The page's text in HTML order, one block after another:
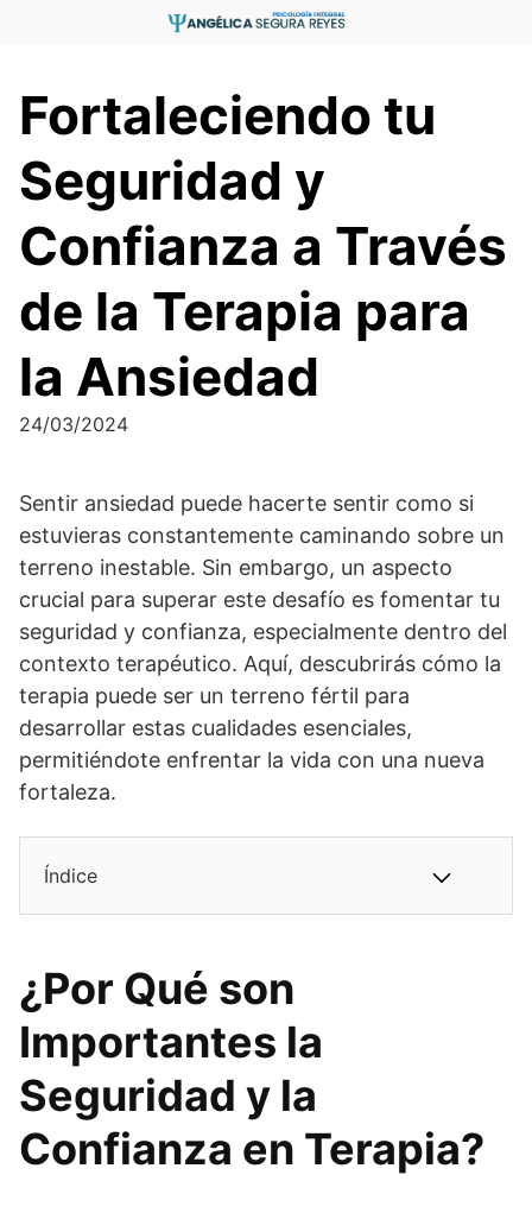
Fortaleciendo tu
Seguridad y
Confianza a Través
de la Terapia para
la Ansiedad
24/03/2024
Sentir ansiedad puede hacerte sentir como si
estuvieras constantemente caminando sobre un
terreno inestable. Sin embargo, un aspecto
crucial para superar este desafío es fomentar tu
seguridad y confianza, especialmente dentro del
contexto terapéutico. Aquí, descubrirás cómo la
terapia puede ser un terreno fértil para
desarrollar estas cualidades esenciales,
permitiéndote enfrentar la vida con una nueva
fortaleza.
Índice
¿Por Qué son
Importantes la
Seguridad y la
Confianza en Terapia?